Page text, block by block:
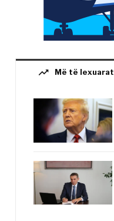
trending_up Më të lexuarat